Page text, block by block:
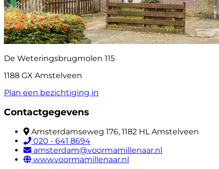
De Weteringsbrugmolen 115
1188 GX Amstelveen
Plan een bezichtiging in
Contactgegevens
Amsterdamseweg 176, 1182 HL Amstelveen
020 - 641 8694
amsterdam@voormamillenaar.nl
www.voormamillenaar.nl